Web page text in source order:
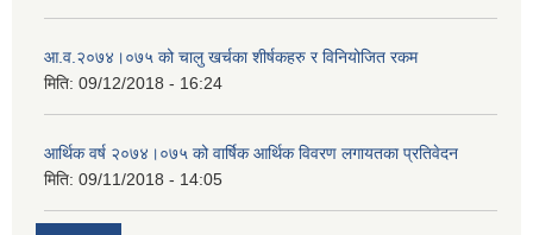
आ.व.२०७४।०७५ को चालु खर्चका शीर्षकहरु र विनियोजित रकम
मिति: 09/12/2018 - 16:24
आर्थिक वर्ष २०७४।०७५ को वार्षिक आर्थिक विवरण लगायतका प्रतिवेदन
मिति: 09/11/2018 - 14:05